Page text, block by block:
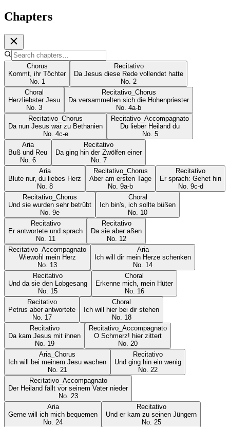
Chapters
Chorus
Kommt, ihr Töchter
No. 1
Recitativo
Da Jesus diese Rede vollendet hatte
No. 2
Choral
Herzliebster Jesu
No. 3
Recitativo_Chorus
Da versammelten sich die Hohenpriester
No. 4a-b
Recitativo_Chorus
Da nun Jesus war zu Bethanien
No. 4c-e
Recitativo_Accompagnato
Du lieber Heiland du
No. 5
Aria
Buß und Reu
No. 6
Recitativo
Da ging hin der Zwölfen einer
No. 7
Aria
Blute nur, du liebes Herz
No. 8
Recitativo_Chorus
Aber am ersten Tage
No. 9a-b
Recitativo
Er sprach: Gehet hin
No. 9c-d
Recitativo_Chorus
Und sie wurden sehr betrübt
No. 9e
Choral
Ich bin's, ich sollte büßen
No. 10
Recitativo
Er antwortete und sprach
No. 11
Recitativo
Da sie aber aßen
No. 12
Recitativo_Accompagnato
Wiewohl mein Herz
No. 13
Aria
Ich will dir mein Herze schenken
No. 14
Recitativo
Und da sie den Lobgesang
No. 15
Choral
Erkenne mich, mein Hüter
No. 16
Recitativo
Petrus aber antwortete
No. 17
Choral
Ich will hier bei dir stehen
No. 18
Recitativo
Da kam Jesus mit ihnen
No. 19
Recitativo_Accompagnato
O Schmerz! hier zittert
No. 20
Aria_Chorus
Ich will bei meinem Jesu wachen
No. 21
Recitativo
Und ging hin ein wenig
No. 22
Recitativo_Accompagnato
Der Heiland fällt vor seinem Vater nieder
No. 23
Aria
Gerne will ich mich bequemen
No. 24
Recitativo
Und er kam zu seinen Jüngern
No. 25